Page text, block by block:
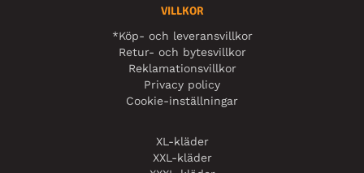
VILLKOR
*Köp- och leveransvillkor
Retur- och bytesvillkor
Reklamationsvillkor
Privacy policy
Cookie-inställningar
XL-kläder
XXL-kläder